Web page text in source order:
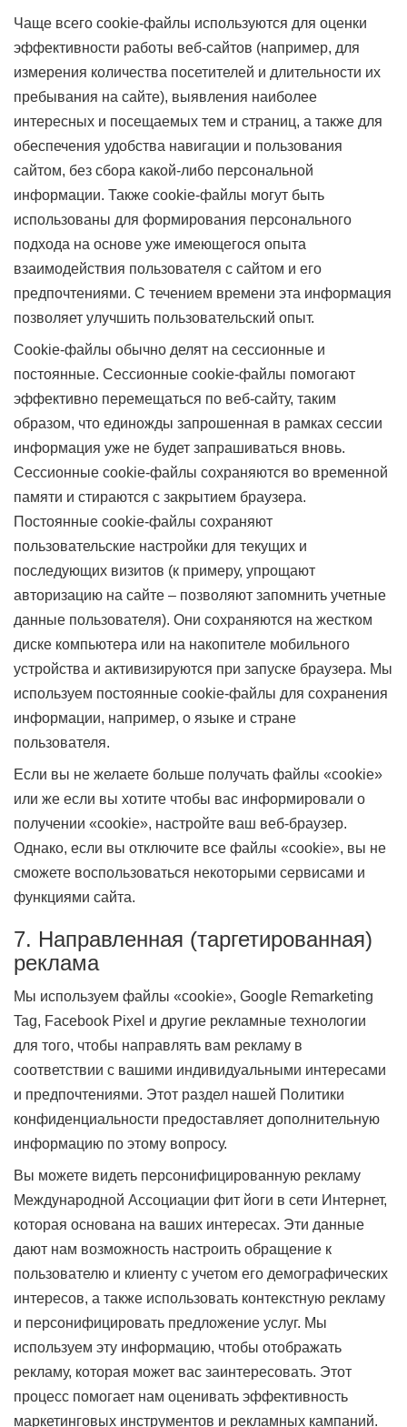
Чаще всего cookie-файлы используются для оценки
эффективности работы веб-сайтов (например, для
измерения количества посетителей и длительности их
пребывания на сайте), выявления наиболее
интересных и посещаемых тем и страниц, а также для
обеспечения удобства навигации и пользования
сайтом, без сбора какой-либо персональной
информации. Также cookie-файлы могут быть
использованы для формирования персонального
подхода на основе уже имеющегося опыта
взаимодействия пользователя с сайтом и его
предпочтениями. С течением времени эта информация
позволяет улучшить пользовательский опыт.
Cookie-файлы обычно делят на сессионные и
постоянные. Сессионные cookie-файлы помогают
эффективно перемещаться по веб-сайту, таким
образом, что единожды запрошенная в рамках сессии
информация уже не будет запрашиваться вновь.
Сессионные cookie-файлы сохраняются во временной
памяти и стираются с закрытием браузера.
Постоянные cookie-файлы сохраняют
пользовательские настройки для текущих и
последующих визитов (к примеру, упрощают
авторизацию на сайте – позволяют запомнить учетные
данные пользователя). Они сохраняются на жестком
диске компьютера или на накопителе мобильного
устройства и активизируются при запуске браузера. Мы
используем постоянные cookie-файлы для сохранения
информации, например, о языке и стране
пользователя.
Если вы не желаете больше получать файлы «cookie»
или же если вы хотите чтобы вас информировали о
получении «cookie», настройте ваш веб-браузер.
Однако, если вы отключите все файлы «cookie», вы не
сможете воспользоваться некоторыми сервисами и
функциями сайта.
7. Направленная (таргетированная)
реклама
Мы используем файлы «cookie», Google Remarketing
Tag, Facebook Pixel и другие рекламные технологии
для того, чтобы направлять вам рекламу в
соответствии с вашими индивидуальными интересами
и предпочтениями. Этот раздел нашей Политики
конфиденциальности предоставляет дополнительную
информацию по этому вопросу.
Вы можете видеть персонифицированную рекламу
Международной Ассоциации фит йоги в сети Интернет,
которая основана на ваших интересах. Эти данные
дают нам возможность настроить обращение к
пользователю и клиенту с учетом его демографических
интересов, а также использовать контекстную рекламу
и персонифицировать предложение услуг. Мы
используем эту информацию, чтобы отображать
рекламу, которая может вас заинтересовать. Этот
процесс помогает нам оценивать эффективность
маркетинговых инструментов и рекламных кампаний.